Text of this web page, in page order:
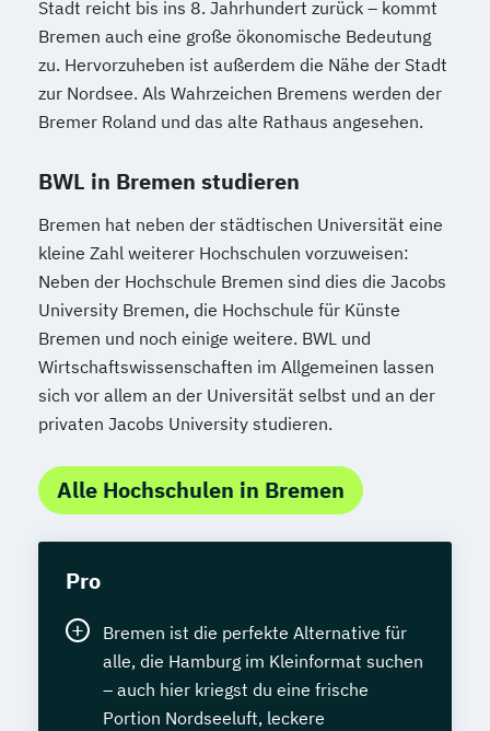
Stadt reicht bis ins 8. Jahrhundert zurück – kommt
Bremen auch eine große ökonomische Bedeutung
zu. Hervorzuheben ist außerdem die Nähe der Stadt
zur Nordsee. Als Wahrzeichen Bremens werden der
Bremer Roland und das alte Rathaus angesehen.
BWL in Bremen studieren
Bremen hat neben der städtischen Universität eine
kleine Zahl weiterer Hochschulen vorzuweisen:
Neben der Hochschule Bremen sind dies die Jacobs
University Bremen, die Hochschule für Künste
Bremen und noch einige weitere. BWL und
Wirtschaftswissenschaften im Allgemeinen lassen
sich vor allem an der Universität selbst und an der
privaten Jacobs University studieren.
Alle Hochschulen in Bremen
Pro
Bremen ist die perfekte Alternative für
alle, die Hamburg im Kleinformat suchen
– auch hier kriegst du eine frische
Portion Nordseeluft, leckere